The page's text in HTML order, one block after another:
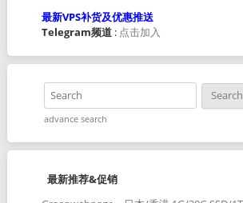
最新VPS补货及优惠推送
Telegram频道: 点击加入
advance search
最新推荐&促销